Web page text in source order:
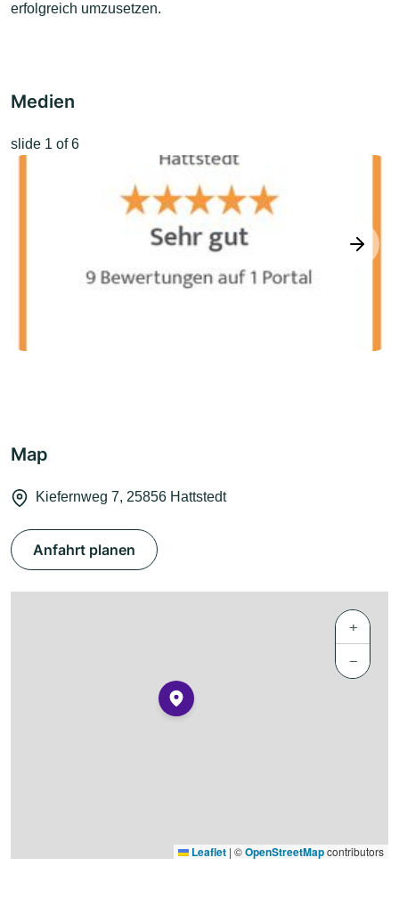
erfolgreich umzusetzen.
Medien
next
slide 1 of 6
Map
Kiefernweg 7, 25856 Hattstedt
Anfahrt planen
+
−
Leaflet | ©OpenStreetMapcontributors